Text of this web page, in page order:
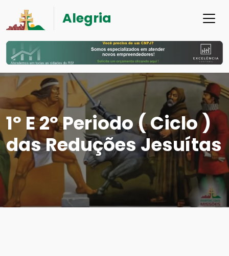
Alegria
1º E 2º Periodo ( Ciclo )
das Reduções Jesuítas